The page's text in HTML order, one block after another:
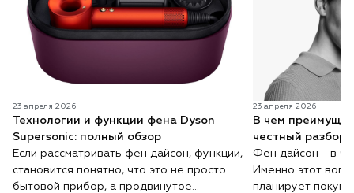
23 апреля 2026
Технологии и функции фена Dyson
Supersonic: полный обзор
Если рассматривать фен дайсон, функции,
становится понятно, что это не просто
бытовой прибор, а продвинутое
23 апреля 2026
В чем
честный разбор
Фен дайсон - в
Именно этот
планирует